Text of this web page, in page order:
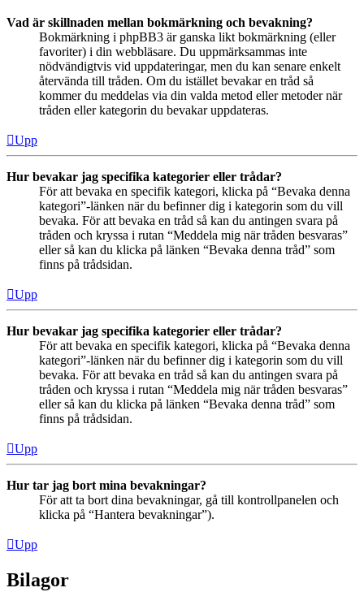
Vad är skillnaden mellan bokmärkning och bevakning?
Bokmärkning i phpBB3 är ganska likt bokmärkning (eller
favoriter) i din webbläsare. Du uppmärksammas inte
nödvändigtvis vid uppdateringar, men du kan senare enkelt
återvända till tråden. Om du istället bevakar en tråd så
kommer du meddelas via din valda metod eller metoder när
tråden eller kategorin du bevakar uppdateras.
Upp
Hur bevakar jag specifika kategorier eller trådar?
För att bevaka en specifik kategori, klicka på “Bevaka denna
kategori”-länken när du befinner dig i kategorin som du vill
bevaka. För att bevaka en tråd så kan du antingen svara på
tråden och kryssa i rutan “Meddela mig när tråden besvaras”
eller så kan du klicka på länken “Bevaka denna tråd” som
finns på trådsidan.
Upp
Hur bevakar jag specifika kategorier eller trådar?
För att bevaka en specifik kategori, klicka på “Bevaka denna
kategori”-länken när du befinner dig i kategorin som du vill
bevaka. För att bevaka en tråd så kan du antingen svara på
tråden och kryssa i rutan “Meddela mig när tråden besvaras”
eller så kan du klicka på länken “Bevaka denna tråd” som
finns på trådsidan.
Upp
Hur tar jag bort mina bevakningar?
För att ta bort dina bevakningar, gå till kontrollpanelen och
klicka på “Hantera bevakningar”).
Upp
Bilagor